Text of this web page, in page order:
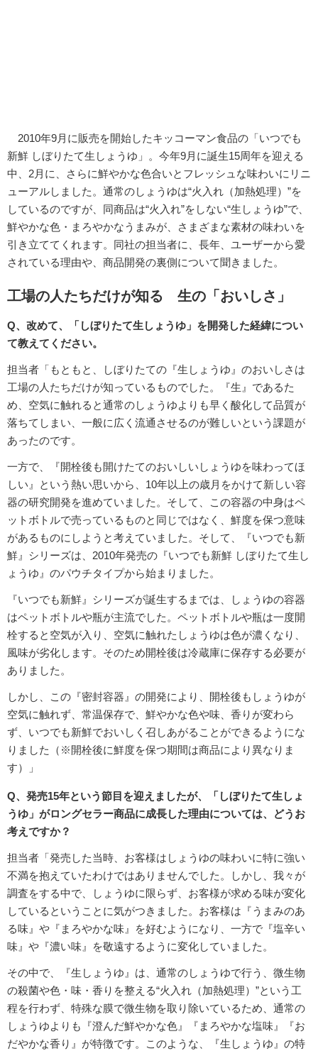
2010年9月に販売を開始したキッコーマン食品の「いつでも
新鮮 しぼりたて生しょうゆ」。今年9月に誕生15周年を迎える
中、2月に、さらに鮮やかな色合いとフレッシュな味わいにリニ
ューアルしました。通常のしょうゆは“火入れ（加熱処理）”を
しているのですが、同商品は“火入れ”をしない“生しょうゆ”で、
鮮やかな色・まろやかなうまみが、さまざまな素材の味わいを
引き立ててくれます。同社の担当者に、長年、ユーザーから愛
されている理由や、商品開発の裏側について聞きました。
工場の人たちだけが知る 生の「おいしさ」
Q、改めて、「しぼりたて生しょうゆ」を開発した経緯につい
て教えてください。
担当者「もともと、しぼりたての『生しょうゆ』のおいしさは
工場の人たちだけが知っているものでした。『生』であるた
め、空気に触れると通常のしょうゆよりも早く酸化して品質が
落ちてしまい、一般に広く流通させるのが難しいという課題が
あったのです。
一方で、『開栓後も開けたてのおいしいしょうゆを味わってほ
しい』という熱い思いから、10年以上の歳月をかけて新しい容
器の研究開発を進めていました。そして、この容器の中身はペ
ットボトルで売っているものと同じではなく、鮮度を保つ意味
があるものにしようと考えていました。そして、『いつでも新
鮮』シリーズは、2010年発売の『いつでも新鮮 しぼりたて生し
ょうゆ』のパウチタイプから始まりました。
『いつでも新鮮』シリーズが誕生するまでは、しょうゆの容器
はペットボトルや瓶が主流でした。ペットボトルや瓶は一度開
栓すると空気が入り、空気に触れたしょうゆは色が濃くなり、
風味が劣化します。そのため開栓後は冷蔵庫に保存する必要が
ありました。
しかし、この『密封容器』の開発により、開栓後もしょうゆが
空気に触れず、常温保存で、鮮やかな色や味、香りが変わら
ず、いつでも新鮮でおいしく召しあがることができるようにな
りました（※開栓後に鮮度を保つ期間は商品により異なりま
す）」
Q、発売15年という節目を迎えましたが、「しぼりたて生しょ
うゆ」がロングセラー商品に成長した理由については、どうお
考えですか？
担当者「発売した当時、お客様はしょうゆの味わいに特に強い
不満を抱えていたわけではありませんでした。しかし、我々が
調査をする中で、しょうゆに限らず、お客様が求める味が変化
しているということに気がつきました。お客様は『うまみのあ
る味』や『まろやかな味』を好むようになり、一方で『塩辛い
味』や『濃い味』を敬遠するように変化していました。
その中で、『生しょうゆ』は、通常のしょうゆで行う、微生物
の殺菌や色・味・香りを整える“火入れ（加熱処理）”という工
程を行わず、特殊な膜で微生物を取り除いているため、通常の
しょうゆよりも『澄んだ鮮やかな色』『まろやかな塩味』『お
だやかな香り』が特徴です。このような、『生しょうゆ』の特